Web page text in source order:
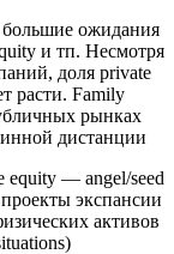
большие ожидания
и тп. Несмотря
доля private
расти. Family
рынках
дистанции
equity — angel/seed
экспансии
активов